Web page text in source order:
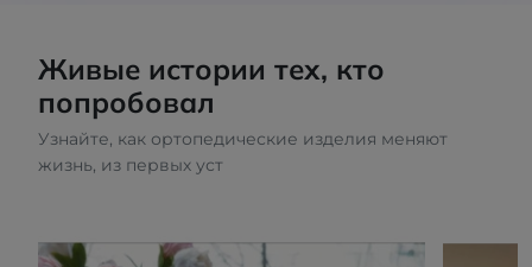
Живые истории тех, кто
попробовал
Узнайте, как ортопедические изделия меняют
жизнь, из первых уст